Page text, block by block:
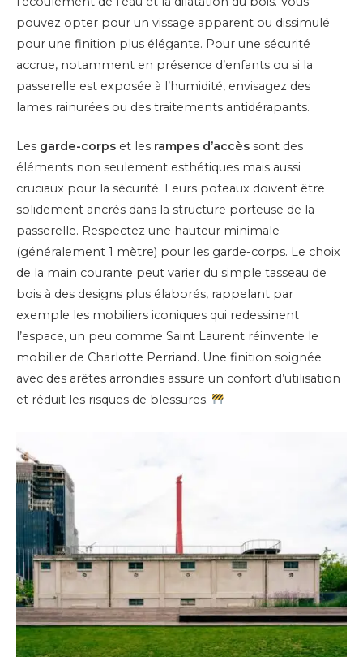
pouvez opter pour un vissage apparent ou dissimulé
pour une finition plus élégante. Pour une sécurité
accrue, notamment en présence d’enfants ou si la
passerelle est exposée à l’humidité, envisagez des
lames rainurées ou des traitements antidérapants.
Les garde-corps et les rampes d’accès sont des
éléments non seulement esthétiques mais aussi
cruciaux pour la sécurité. Leurs poteaux doivent être
solidement ancrés dans la structure porteuse de la
passerelle. Respectez une hauteur minimale
(généralement 1 mètre) pour les garde-corps. Le choix
de la main courante peut varier du simple tasseau de
bois à des designs plus élaborés, rappelant par
exemple les mobiliers iconiques qui redessinent
l’espace, un peu comme Saint Laurent réinvente le
mobilier de Charlotte Perriand. Une finition soignée
avec des arêtes arrondies assure un confort d’utilisation
et réduit les risques de blessures.